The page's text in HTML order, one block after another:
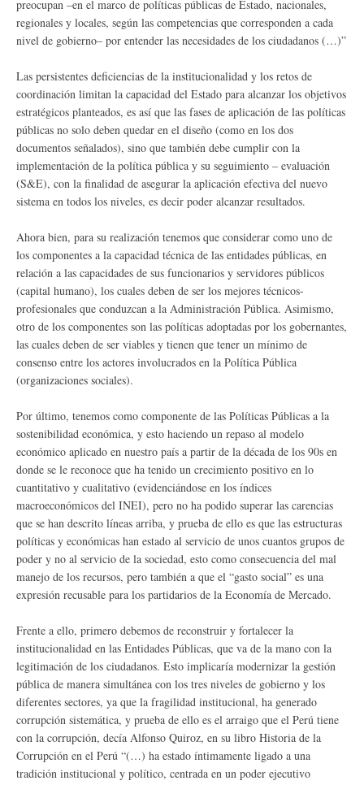
preocupan –en el marco de políticas públicas de Estado, nacionales,
regionales y locales, según las competencias que corresponden a cada
nivel de gobierno– por entender las necesidades de los ciudadanos (…)”
Las persistentes deficiencias de la institucionalidad y los retos de
coordinación limitan la capacidad del Estado para alcanzar los objetivos
estratégicos planteados, es así que las fases de aplicación de las políticas
públicas no solo deben quedar en el diseño (como en los dos
documentos señalados), sino que también debe cumplir con la
implementación de la política pública y su seguimiento – evaluación
(S&E), con la finalidad de asegurar la aplicación efectiva del nuevo
sistema en todos los niveles, es decir poder alcanzar resultados.
Ahora bien, para su realización tenemos que considerar como uno de
los componentes a la capacidad técnica de las entidades públicas, en
relación a las capacidades de sus funcionarios y servidores públicos
(capital humano), los cuales deben de ser los mejores técnicos-
profesionales que conduzcan a la Administración Pública. Asimismo,
otro de los componentes son las políticas adoptadas por los gobernantes,
las cuales deben de ser viables y tienen que tener un mínimo de
consenso entre los actores involucrados en la Política Pública
(organizaciones sociales).
Por último, tenemos como componente de las Políticas Públicas a la
sostenibilidad económica, y esto haciendo un repaso al modelo
económico aplicado en nuestro país a partir de la década de los 90s en
donde se le reconoce que ha tenido un crecimiento positivo en lo
cuantitativo y cualitativo (evidenciándose en los índices
macroeconómicos del INEI), pero no ha podido superar las carencias
que se han descrito líneas arriba, y prueba de ello es que las estructuras
políticas y económicas han estado al servicio de unos cuantos grupos de
poder y no al servicio de la sociedad, esto como consecuencia del mal
manejo de los recursos, pero también a que el “gasto social” es una
expresión recusable para los partidarios de la Economía de Mercado.
Frente a ello, primero debemos de reconstruir y fortalecer la
institucionalidad en las Entidades Públicas, que va de la mano con la
legitimación de los ciudadanos. Esto implicaría modernizar la gestión
pública de manera simultánea con los tres niveles de gobierno y los
diferentes sectores, ya que la fragilidad institucional, ha generado
corrupción sistemática, y prueba de ello es el arraigo que el Perú tiene
con la corrupción, decía Alfonso Quiroz, en su libro Historia de la
Corrupción en el Perú “(…) ha estado íntimamente ligado a una
tradición institucional y político, centrada en un poder ejecutivo